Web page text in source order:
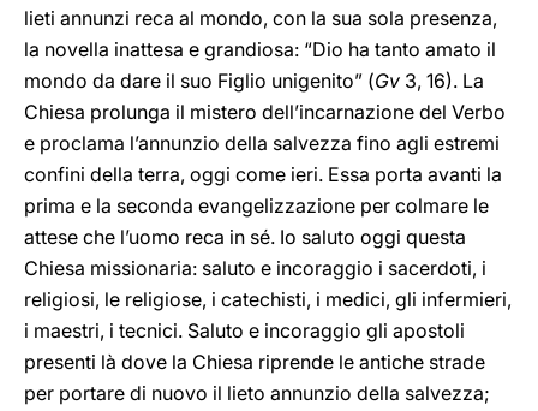
lieti annunzi reca al mondo, con la sua sola presenza,
la novella inattesa e grandiosa: “Dio ha tanto amato il
mondo da dare il suo Figlio unigenito” (Gv 3, 16). La
Chiesa prolunga il mistero dell’incarnazione del Verbo
e proclama l’annunzio della salvezza fino agli estremi
confini della terra, oggi come ieri. Essa porta avanti la
prima e la seconda evangelizzazione per colmare le
attese che l’uomo reca in sé. Io saluto oggi questa
Chiesa missionaria: saluto e incoraggio i sacerdoti, i
religiosi, le religiose, i catechisti, i medici, gli infermieri,
i maestri, i tecnici. Saluto e incoraggio gli apostoli
presenti là dove la Chiesa riprende le antiche strade
per portare di nuovo il lieto annunzio della salvezza;